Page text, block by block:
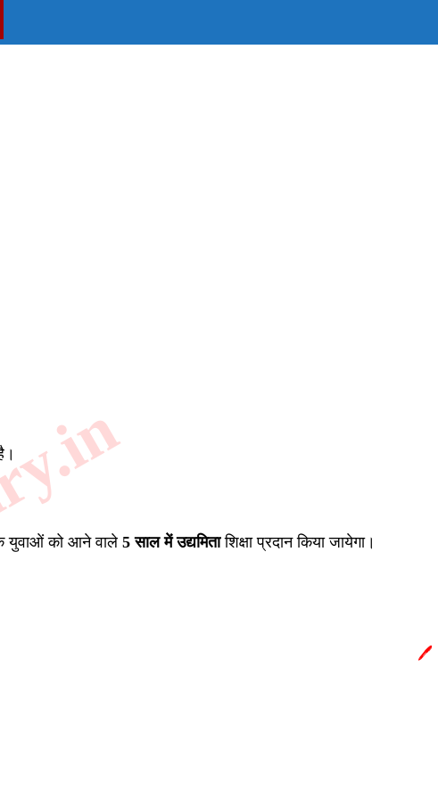
युवाओं को आने वाले 5 साल में उद्यमिताशिक्षा प्रदान किया जायेगा।
🖊️